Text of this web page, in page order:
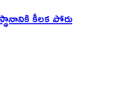
కీలక పోరు